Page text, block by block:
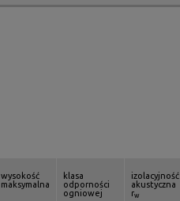
wysokość
maksymalna
klasa
odporności
ogniowej
izolacyjność
akustyczna
rw